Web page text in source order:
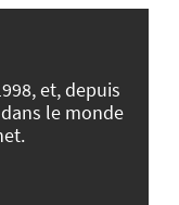
et, depuis
le monde